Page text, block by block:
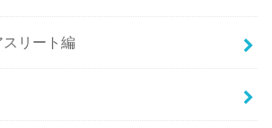
リート編